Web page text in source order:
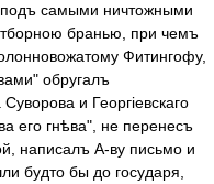
самыми ничтожными
бранью, при чемъ
Фитингофу,
обругалъ
и Георгіевскаго
его гнѣва", не перенесъ
написалъ А-ву письмо и
будто бы до государя,